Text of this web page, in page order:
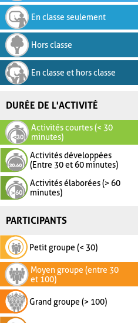
En classe seulement
Hors classe
En classe et hors classe
DURÉE DE L'ACTIVITÉ
Activités courtes (< 30
minutes)
Activités développées
(Entre 30 et 60 minutes)
Activités élaborées (> 60
minutes)
PARTICIPANTS
Petit groupe (< 30)
Moyen groupe (entre 30
et 100)
Grand groupe (> 100)